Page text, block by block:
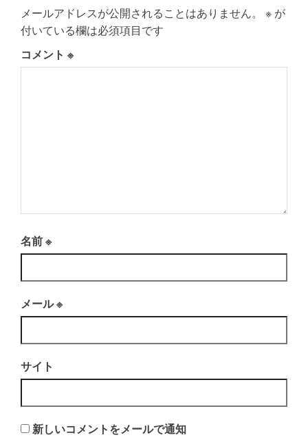
メールアドレスが公開されることはありません。 ※ が
付いている欄は必須項目です
コメント ※
名前※
メール※
サイト
新しいコメントをメールで通知